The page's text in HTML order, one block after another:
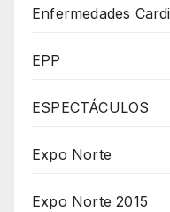
Enfermedades
EPP
ESPECTÁCULOS
Expo Norte
Expo Norte 2015